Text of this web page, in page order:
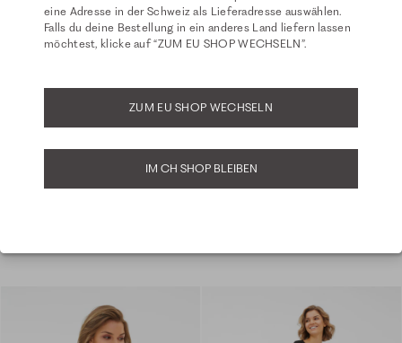
Nightwear - Hose - eggshell
Active Top - eggshell
eine Adresse in der Schweiz als Lieferadresse auswählen.
Falls du deine Bestellung in ein anderes Land liefern lassen
möchtest, klicke auf “ZUM EU SHOP WECHSELN”.
ZUM EU SHOP WECHSELN
IM CH SHOP BLEIBEN